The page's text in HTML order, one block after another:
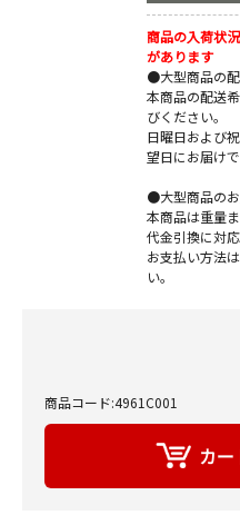
商品の入荷状
があります
●大型商品の
本商品の配送
びください。
日曜日および
望日にお届け
●大型商品の
本商品は重量
代金引換に対
お支払い方法
い。
商品コード:4961C001